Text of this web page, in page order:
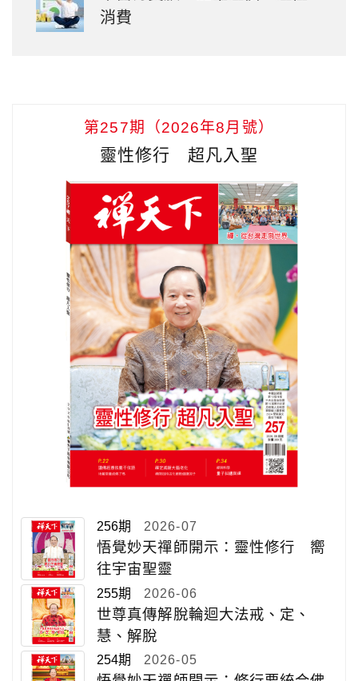
消費
第257期（2026年8月號）
靈性修行 超凡入聖
256期 2026-07
悟覺妙天禪師開示：靈性修行 嚮
往宇宙聖靈
255期 2026-06
世尊真傳解脫輪迴大法戒、定、
慧、解脫
254期 2026-05